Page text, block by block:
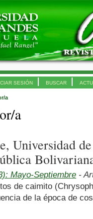
SESIÓN BUSCAR
a
a
Universidad
Mayo-Septiembre -
de caimito
de la época de